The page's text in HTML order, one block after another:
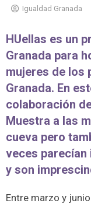
Igualdad Granada
HUellas es un
Granada para
mujeres de los
Granada. En
colaboración
Muestra a las
cueva pero
veces parecían
y son
Entre marzo y